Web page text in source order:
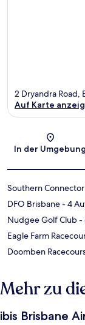
2 Dryandra Road,
Auf Karte
In der Umgebung
Southern
DFO Brisbane- 4
Nudgee Golf Club-
Eagle Farm
Doomben
Mehr zu
ibis Brisbane